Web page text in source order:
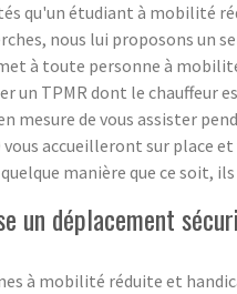
qu'un étudiant à mobilité
nous lui proposons un
à toute personne à
un TPMR dont le chauffeur
mesure de vous assister
vous accueilleront sur
manière que ce soit, ils
un déplacement
à mobilité réduite et